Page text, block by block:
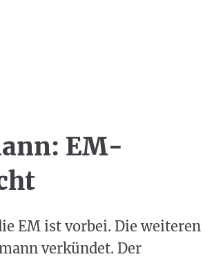
EM-
EM ist vorbei. Die weiteren
verkündet. Der